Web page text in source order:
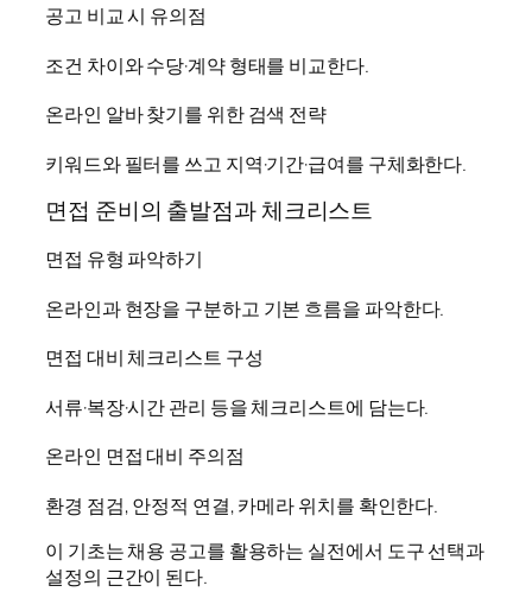
공고 비교 시 유의점
조건 차이와 수당·계약 형태를 비교한다.
온라인 알바 찾기를 위한 검색 전략
키워드와 필터를 쓰고 지역·기간·급여를 구체화한다.
면접 준비의 출발점과 체크리스트
면접 유형 파악하기
온라인과 현장을 구분하고 기본 흐름을 파악한다.
면접 대비 체크리스트 구성
서류·복장·시간 관리 등을 체크리스트에 담는다.
온라인 면접 대비 주의점
환경 점검, 안정적 연결, 카메라 위치를 확인한다.
이 기초는 채용 공고를 활용하는 실전에서 도구 선택과
설정의 근간이 된다.